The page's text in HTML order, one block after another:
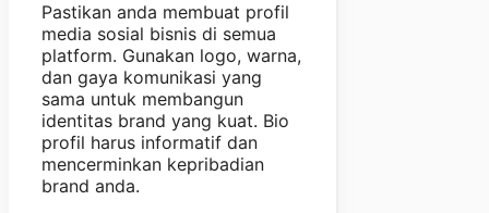
Pastikan anda membuat profil
media sosial bisnis di semua
platform. Gunakan logo, warna,
dan gaya komunikasi yang
sama untuk membangun
identitas brand yang kuat. Bio
profil harus informatif dan
mencerminkan kepribadian
brand anda.